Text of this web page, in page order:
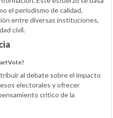
el periodismo de calidad,
entre diversas instituciones,
civil.
al debate sobre el impacto
electorales y ofrecer
crítico de la